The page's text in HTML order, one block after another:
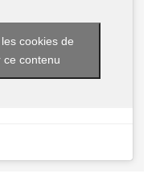
cookies de
ce contenu